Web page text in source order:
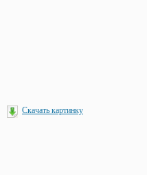
Скачать картинку